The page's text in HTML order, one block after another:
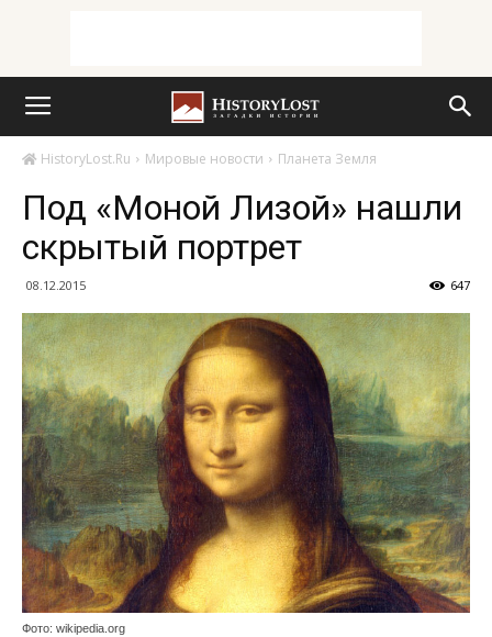
HistoryLost.Ru Мировые новости Планета Земля
Под «Моной Лизой» нашли
скрытый портрет
08.12.2015 647
Фото: wikipedia.org